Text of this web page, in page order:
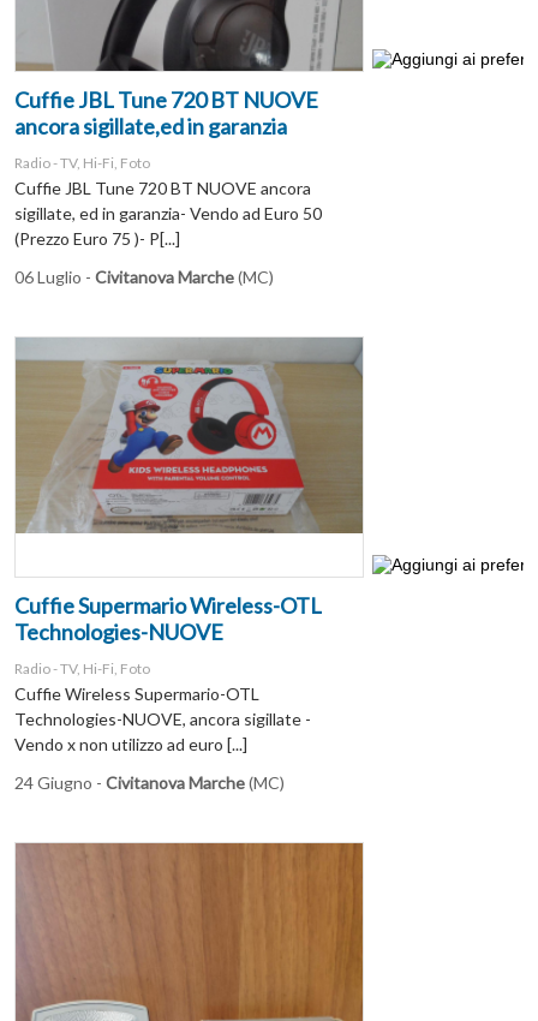
Cuffie JBL Tune 720 BT NUOVE
ancora sigillate,ed in garanzia
Radio - TV, Hi-Fi, Foto
Cuffie JBL Tune 720 BT NUOVE ancora
sigillate, ed in garanzia- Vendo ad Euro 50
(Prezzo Euro 75 )- P[...]
06 Luglio - Civitanova Marche(MC)
Cuffie Supermario Wireless-OTL
Technologies-NUOVE
Radio - TV, Hi-Fi, Foto
Cuffie Wireless Supermario-OTL
Technologies-NUOVE, ancora sigillate -
Vendo x non utilizzo ad euro [...]
24 Giugno - Civitanova Marche(MC)